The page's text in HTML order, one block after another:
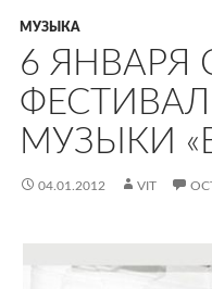
МУЗЫКА
6 ЯНВАРЯ
МУЗЫКИ
04.01.2012 VIT